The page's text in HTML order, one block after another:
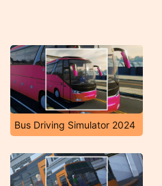
Bus Driving Simulator 2024